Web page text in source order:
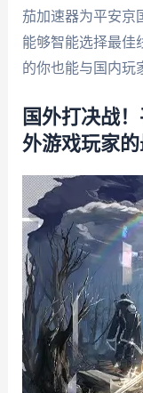
茄加速器为平安京
能够智能选择最佳
的你也能与国内玩
国外打决战
外游戏玩家